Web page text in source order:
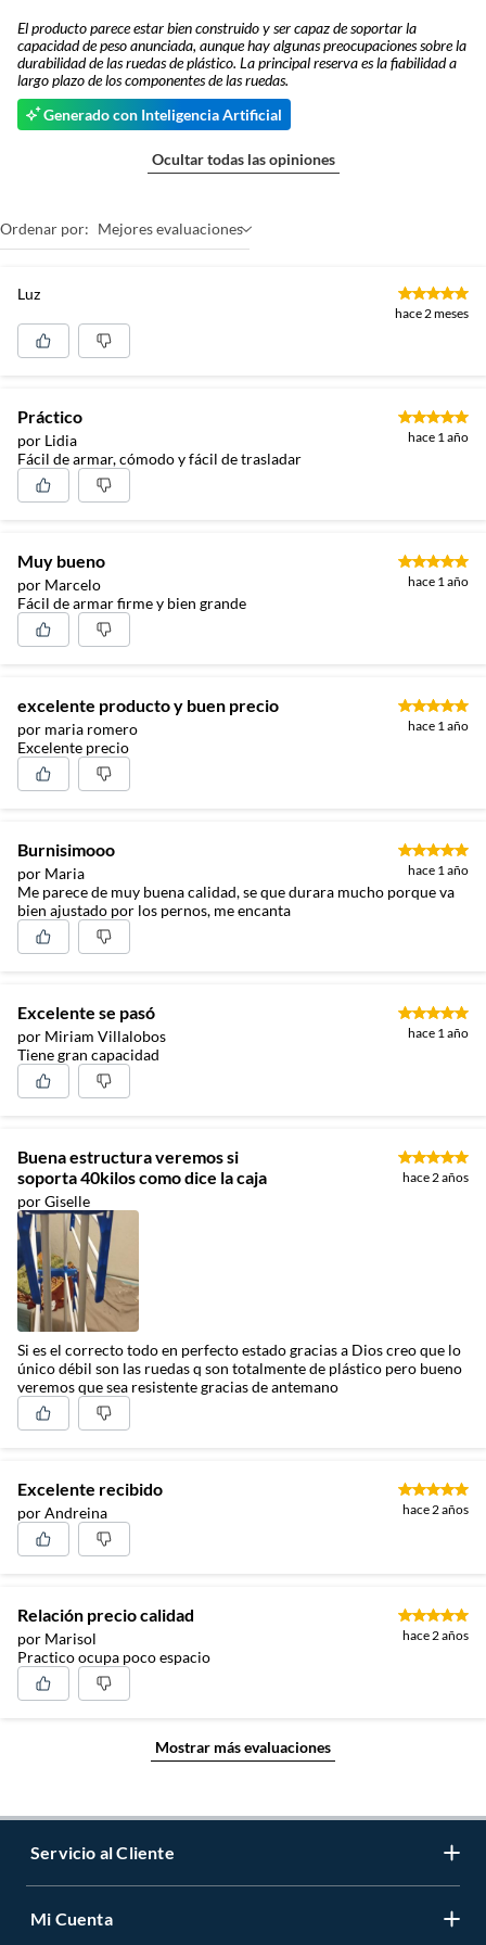
El producto parece estar bien construido y ser capaz de soportar la
capacidad de peso anunciada, aunque hay algunas preocupaciones sobre la
durabilidad de las ruedas de plástico. La principal reserva es la fiabilidad a
largo plazo de los componentes de las ruedas.
Generado con Inteligencia Artificial
Ocultar todas las opiniones
Ordenar por: Mejores evaluaciones
Luz
hace 2 meses
Práctico
por Lidia hace 1 año
Fácil de armar, cómodo y fácil de trasladar
Muy bueno
por Marcelo hace 1 año
Fácil de armar firme y bien grande
excelente producto y buen precio
por maria romero hace 1 año
Excelente precio
Burnisimooo
por Maria hace 1 año
Me parece de muy buena calidad, se que durara mucho porque va
bien ajustado por los pernos, me encanta
Excelente se pasó
por Miriam Villalobos hace 1 año
Tiene gran capacidad
Buena estructura veremos si
soporta 40kilos como dice la caja
por Giselle
hace 2 años
Si es el correcto todo en perfecto estado gracias a Dios creo que lo
único débil son las ruedas q son totalmente de plástico pero bueno
veremos que sea resistente gracias de antemano
Excelente recibido
por Andreina hace 2 años
Relación precio calidad
por Marisol hace 2 años
Practico ocupa poco espacio
Mostrar más evaluaciones
Servicio al Cliente
Contáctanos
Mi Cuenta